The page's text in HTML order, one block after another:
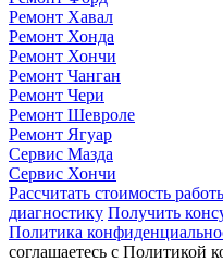
Ремонт Хавал
Ремонт Хонда
Ремонт Хончи
Ремонт Чанган
Ремонт Чери
Ремонт Шевроле
Ремонт Ягуар
Сервис Мазда
Сервис Хончи
Рассчитать стоимость
диагностику Получить
Политика
соглашаетесь с Политикой